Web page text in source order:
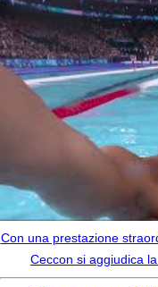
Con una prestazione
Ceccon si aggiudica